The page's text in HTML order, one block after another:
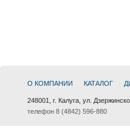
О КОМПАНИИ КАТАЛОГ
248001, г. Калуга, ул.
телефон 8 (4842) 596-880